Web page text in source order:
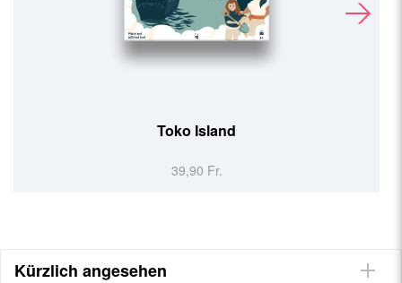
Captain Flip (FR)
29,90 Fr.
Kürzlich angesehen